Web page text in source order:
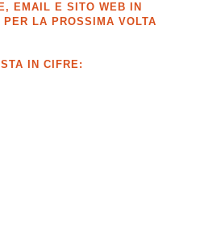
EMAIL E SITO WEB IN
PER LA PROSSIMA VOLTA
IN CIFRE: